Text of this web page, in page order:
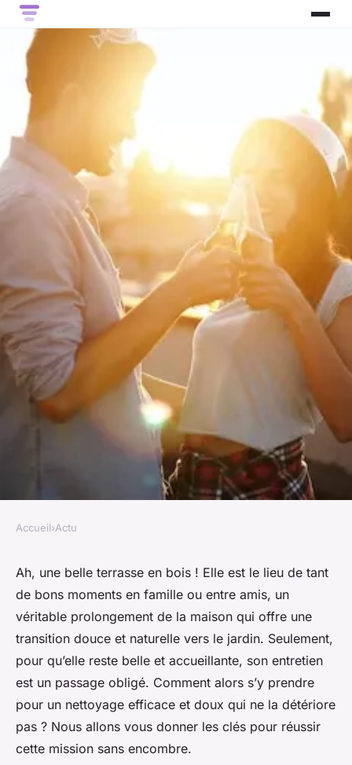
Comment nettoyer une
terrasse en bois sans la
détériorer ?
François•12 février 2024• 5 min de lecture
Accueil›Actu
Ah, une belle terrasse en bois ! Elle est le lieu de tant
de bons moments en famille ou entre amis, un
véritable prolongement de la maison qui offre une
transition douce et naturelle vers le jardin. Seulement,
pour qu’elle reste belle et accueillante, son entretien
est un passage obligé. Comment alors s’y prendre
pour un nettoyage efficace et doux qui ne la détériore
pas ? Nous allons vous donner les clés pour réussir
cette mission sans encombre.